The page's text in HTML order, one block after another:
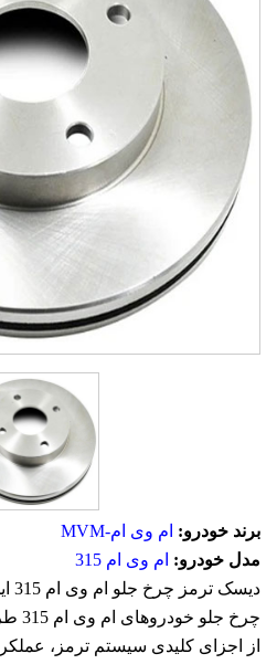
برند خودرو: ام وی ام-MVM
مدل خودرو: ام وی ام 315
چرخ
از اجزای کلیدی سیستم ترمز،